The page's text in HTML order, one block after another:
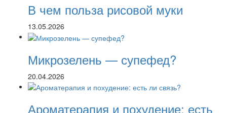
В чем польза рисовой муки
13.05.2026
Микрозелень — супефед?
20.04.2026
Ароматерапия и похудение: есть